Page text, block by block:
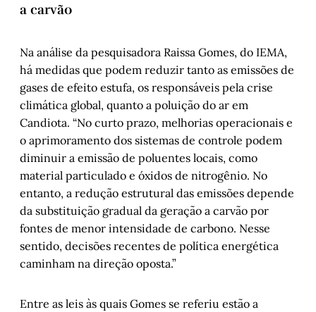
a carvão
Na análise da pesquisadora Raissa Gomes, do IEMA,
há medidas que podem reduzir tanto as emissões de
gases de efeito estufa, os responsáveis pela crise
climática global, quanto a poluição do ar em
Candiota. “No curto prazo, melhorias operacionais e
o aprimoramento dos sistemas de controle podem
diminuir a emissão de poluentes locais, como
material particulado e óxidos de nitrogênio. No
entanto, a redução estrutural das emissões depende
da substituição gradual da geração a carvão por
fontes de menor intensidade de carbono. Nesse
sentido, decisões recentes de política energética
caminham na direção oposta.”
Entre as leis às quais Gomes se referiu estão a